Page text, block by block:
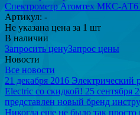
Спектрометр Атомтех МКС-
Артикул: -
Не указана цена за 1 шт
В наличии
Запросить ценуЗапрос цены
Новости
Все новости
21 декабря 2016 Электрический
Electric со скидкой! 25 сентября
представлен новый бренд
Никогда еще не было так